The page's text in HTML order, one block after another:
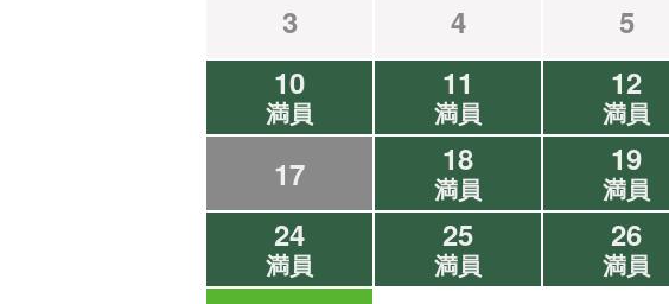
3
4 5
10
満員
11
満員
12
満員
17 18
満員
19
満員
24
満員
25
満員
26
満員